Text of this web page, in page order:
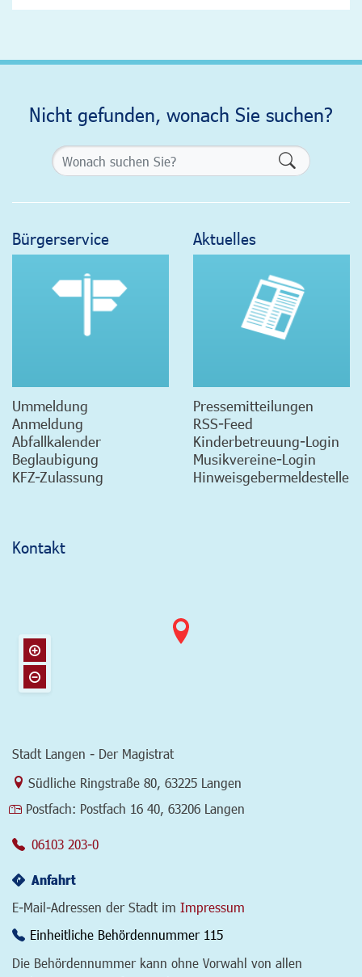
Nicht gefunden, wonach Sie suchen?
Bürgerservice
Ummeldung
Anmeldung
Abfallkalender
Beglaubigung
KFZ-Zulassung
Aktuelles
Pressemitteilungen
RSS-Feed
Kinderbetreuung-Login
Musikvereine-Login
Hinweisgebermeldestelle
Kontakt
Stadt Langen - Der Magistrat
Link zur Google-Maps Navigation
Südliche Ringstraße 80 63225 Langen
Postfach: Postfach 16 40, 63206 Langen
06103 203-0
Anfahrt
E-Mail-Adressen der Stadt im Impressum
Einheitliche Behördennummer 115
Die Behördennummer kann ohne Vorwahl von allen